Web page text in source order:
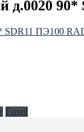
д.0020
SDR11 ПЭ100
Email